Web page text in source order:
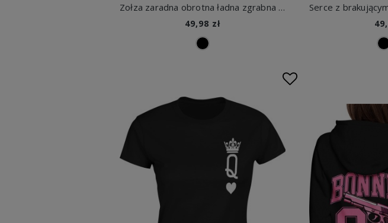
Zołza zaradna obrotna ładna zgrabna ambitna retro kobieca siła Damska koszulka
49,98 zł